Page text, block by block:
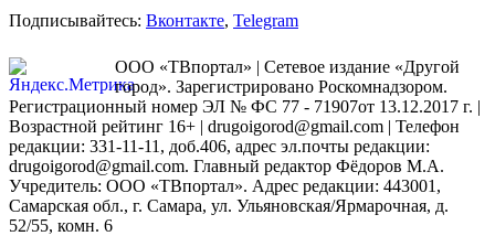
Подписывайтесь: Вконтакте, Telegram
ООО «ТВпортал» | Сетевое издание «Другой
город». Зарегистрировано Роскомнадзором.
Регистрационный номер ЭЛ № ФС 77 - 71907от 13.12.2017 г. |
Возрастной рейтинг 16+ | drugoigorod@gmail.com | Телефон
редакции: 331-11-11, доб.406, адрес эл.почты редакции:
drugoigorod@gmail.com. Главный редактор Фёдоров М.А.
Учредитель: ООО «ТВпортал». Адрес редакции: 443001,
Самарская обл., г. Самара, ул. Ульяновская/Ярмарочная, д.
52/55, комн. 6